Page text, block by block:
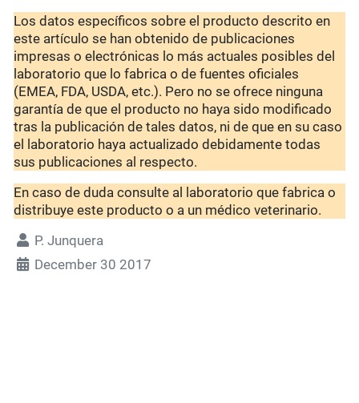
Los datos específicos sobre el producto descrito en
este artículo se han obtenido de publicaciones
impresas o electrónicas lo más actuales posibles del
laboratorio que lo fabrica o de fuentes oficiales
(EMEA, FDA, USDA, etc.). Pero no se ofrece ninguna
garantía de que el producto no haya sido modificado
tras la publicación de tales datos, ni de que en su caso
el laboratorio haya actualizado debidamente todas
sus publicaciones al respecto.
En caso de duda consulte al laboratorio que fabrica o
distribuye este producto o a un médico veterinario.
P. Junquera
December 30 2017